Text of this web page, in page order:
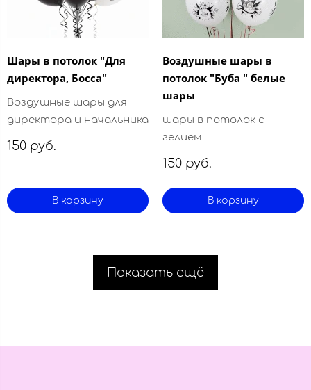
Шары в потолок "Для
директора, Босса"
Воздушные шары для
директора и начальника
150 руб.
В корзину
Воздушные шары в
потолок "Буба " белые
шары
шары в потолок с
гелием
150 руб.
В корзину
Показать ещё